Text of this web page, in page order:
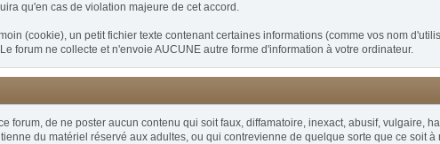
qu'en cas de violation majeure de cet accord.
(cookie), un petit fichier texte contenant certaines informations (comme vos nom
forum ne collecte et n'envoie AUCUNE autre forme d'information à votre ordinateur.
forum, de ne poster aucun contenu qui soit faux, diffamatoire, inexact, abusif, vulgaire,
du matériel réservé aux adultes, ou qui contrevienne de quelque sorte que ce soit